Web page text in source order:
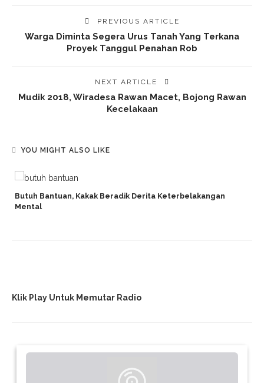
PREVIOUS ARTICLE
Warga Diminta Segera Urus Tanah Yang Terkana
Proyek Tanggul Penahan Rob
NEXT ARTICLE
Mudik 2018, Wiradesa Rawan Macet, Bojong Rawan
Kecelakaan
YOU MIGHT ALSO LIKE
Butuh Bantuan, Kakak Beradik Derita Keterbelakangan
Mental
Klik Play Untuk Memutar Radio